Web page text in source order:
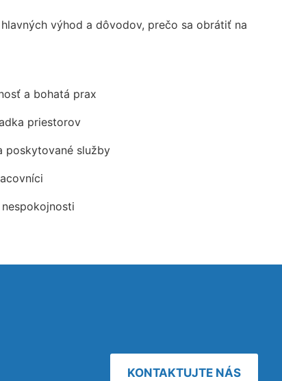
výhod a dôvodov, prečo sa obrátiť na
a bohatá prax
priestorov
poskytované služby
KONTAKTUJTE NÁS